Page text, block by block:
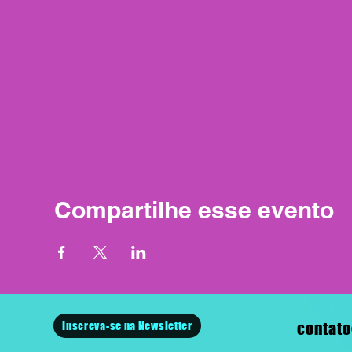
Compartilhe esse evento
Inscreva-se na Newsletter